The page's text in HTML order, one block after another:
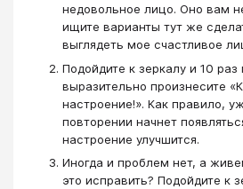
недовольное лицо. Оно вам
ищите варианты тут же
выглядеть мое счастливое
Подойдите к зеркалу и 10 раз
выразительно произнесите
настроение!». Как правило,
повторении начнет
настроение улучшится.
Иногда и проблем нет, а
это исправить? Подойдите к